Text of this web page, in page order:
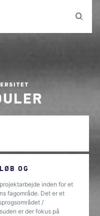
OG
inden for et
fagområde. Det er et
/
er der fokus på